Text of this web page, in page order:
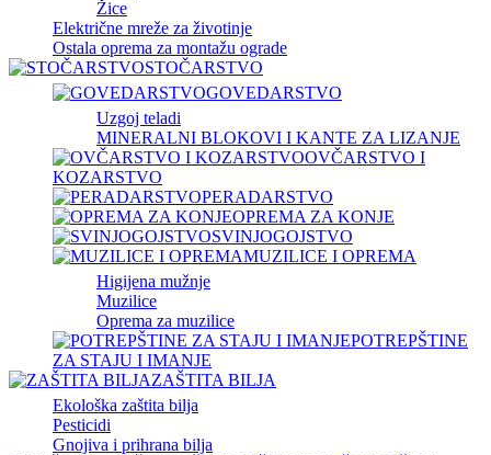
Žice
Električne mreže za životinje
Ostala oprema za montažu ograde
STOČARSTVO
GOVEDARSTVO
Uzgoj teladi
MINERALNI BLOKOVI I KANTE ZA LIZANJE
OVČARSTVO I
KOZARSTVO
PERADARSTVO
OPREMA ZA KONJE
SVINJOGOJSTVO
MUZILICE I OPREMA
Higijena mužnje
Muzilice
Oprema za muzilice
POTREPŠTINE
ZA STAJU I IMANJE
ZAŠTITA BILJA
Ekološka zaštita bilja
Pesticidi
Gnojiva i prihrana bilja